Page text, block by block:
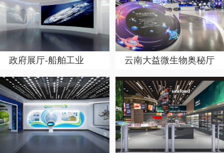
政府展厅-船舶工业 云南大益微生物奥秘厅